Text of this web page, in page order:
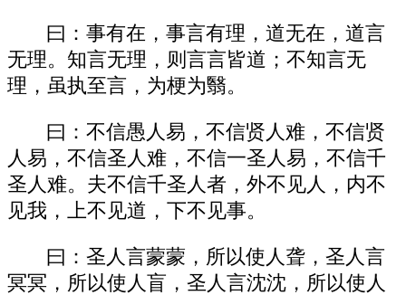
曰：事有在，事言有理，道无在，道言
无理。知言无理，则言言皆道；不知言无
理，虽执至言，为梗为翳。
曰：不信愚人易，不信贤人难，不信贤
人易，不信圣人难，不信一圣人易，不信千
圣人难。夫不信千圣人者，外不见人，内不
见我，上不见道，下不见事。
曰：圣人言蒙蒙，所以使人聋，圣人言
冥冥，所以使人盲，圣人言沈沈，所以使人